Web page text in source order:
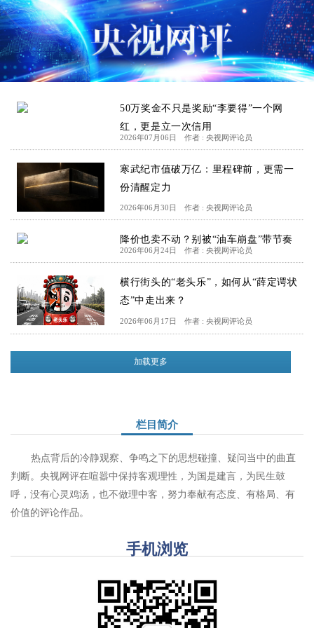
50万奖金不只是奖励“李要得”一个网
红，更是立一次信用
2026年07月06日 作者 : 央视网评论员
寒武纪市值破万亿：里程碑前，更需一
份清醒定力
2026年06月30日 作者 : 央视网评论员
降价也卖不动？别被“油车崩盘”带节奏
2026年06月24日 作者 : 央视网评论员
横行街头的“老头乐”，如何从“薛定谔状
态”中走出来？
2026年06月17日 作者 : 央视网评论员
加载更多
栏目简介
热点背后的冷静观察、争鸣之下的思想碰撞、疑问当中的曲直
判断。央视网评在喧嚣中保持客观理性，为国是建言，为民生鼓
呼，没有心灵鸡汤，也不做理中客，努力奉献有态度、有格局、有
价值的评论作品。
手机浏览